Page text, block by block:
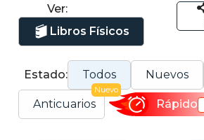
Ver:
Libros Físicos
Estado: Todos Nuevos
Anticuarios
Nuevo
Rápido